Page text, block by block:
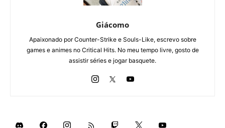
Giácomo
Apaixonado por Counter-Strike e Souls-Like, escrevo sobre
games e animes no Critical Hits. No meu tempo livre, gosto de
assistir séries e jogar basquete.